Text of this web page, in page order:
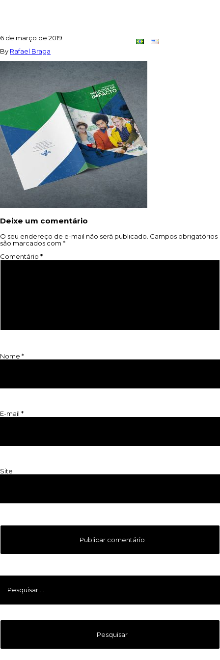
6 de março de 2019
By Rafael Braga
Deixe um comentário
O seu endereço de e-mail não será publicado. Campos obrigatórios
são marcados com *
Comentário *
Nome *
E-mail *
Site
Pesquisar